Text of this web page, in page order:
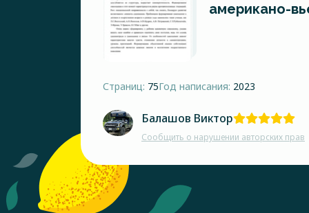
американо-
Страниц: 75Год написания: 2023
Балашов Виктор
Сообщить о нарушении авторских прав